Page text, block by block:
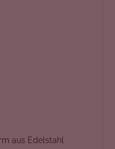
aus Edelstahl